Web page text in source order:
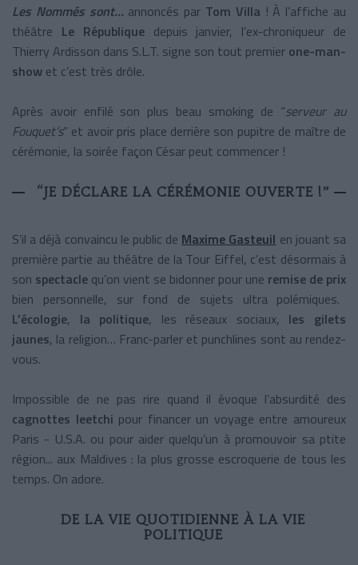
Les Nommés sont… annoncés par Tom Villa ! À l’affiche au
théâtre Le Républiquedepuis janvier, l’ex-chroniqueur de
Thierry Ardisson dans S.L.T. signe son tout premier one-man-
show et c’est très drôle.
Après avoir enfilé son plus beau smoking de “serveur au
Fouquet’s” et avoir pris place derrière son pupitre de maître de
cérémonie, la soirée façon César peut commencer !
“JE DÉCLARE LA CÉRÉMONIE OUVERTE !”
S’il a déjà convaincu le public de Maxime Gasteuil en jouant sa
première partie au théâtre de la Tour Eiffel, c’est désormais à
son spectacle qu’on vient se bidonner pour une remise de prix
bien personnelle, sur fond de sujets ultra polémiques.
L’écologie, la politique, les réseaux sociaux, les gilets
jaunes, la religion… Franc-parler et punchlines sont au rendez-
vous.
Impossible de ne pas rire quand il évoque l’absurdité des
cagnottes leetchi pour financer un voyage entre amoureux
Paris - U.S.A. ou pour aider quelqu’un à promouvoir sa ptite
région... aux Maldives : la plus grosse escroquerie de tous les
temps. On adore.
DE LA VIE QUOTIDIENNE À LA VIE
POLITIQUE